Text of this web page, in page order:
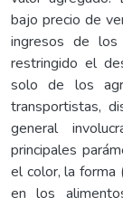
bajo precio de
ingresos de los
restringido el
solo de los
transportistas,
general
principales
el color, la forma
en los